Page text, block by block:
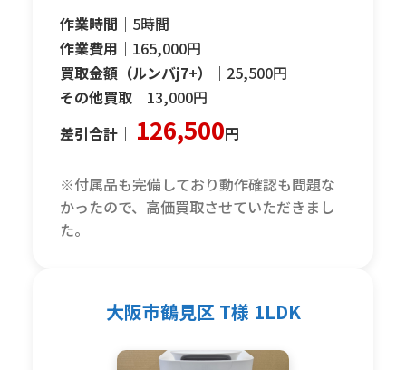
作業時間｜ 5時間
作業費用｜ 165,000円
買取金額（ルンバj7+）｜ 25,500円
その他買取｜ 13,000円
差引合計｜ 126,500円
※付属品も完備しており動作確認も問題な
かったので、高価買取させていただきまし
た。
大阪市鶴見区 T様 1LDK